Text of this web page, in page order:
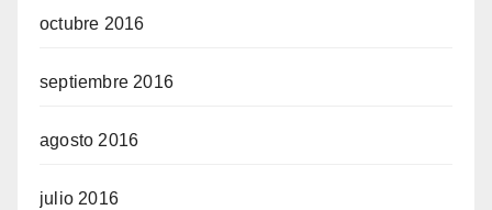
octubre 2016
septiembre 2016
agosto 2016
julio 2016